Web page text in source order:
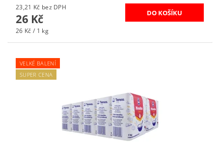
23,21 Kč bez DPH
26 Kč
26 Kč / 1 kg
VELKÉ BALENÍ
SUPER CENA